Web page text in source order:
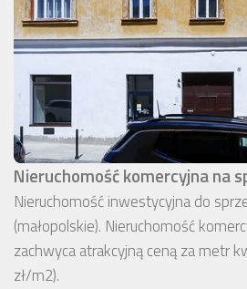
Nieruchomość komercyjna na
Nieruchomość inwestycyjna do
(małopolskie). Nieruchomość
zachwyca atrakcyjną ceną za metr
zł/m2).